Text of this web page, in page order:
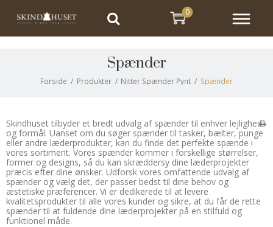
Spænder
Forside / Produkter / Nitter Spænder Pynt / Spænder
Skindhuset tilbyder et bredt udvalg af spænder til enhver lejlighed
og formål. Uanset om du søger spænder til tasker, bælter, punge
eller andre læderprodukter, kan du finde det perfekte spænde i
vores sortiment. Vores spænder kommer i forskellige størrelser,
former og designs, så du kan skræddersy dine læderprojekter
præcis efter dine ønsker. Udforsk vores omfattende udvalg af
spænder og vælg det, der passer bedst til dine behov og
æstetiske præferencer. Vi er dedikerede til at levere
kvalitetsprodukter til alle vores kunder og sikre, at du får de rette
spænder til at fuldende dine læderprojekter på en stilfuld og
funktionel måde.
0